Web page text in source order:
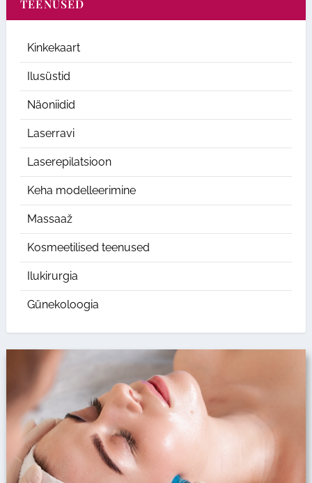
TEENUSED
Kinkekaart
Ilusüstid
Näoniidid
Laserravi
Laserepilatsioon
Keha modelleerimine
Massaaž
Kosmeetilised teenused
Ilukirurgia
Günekoloogia